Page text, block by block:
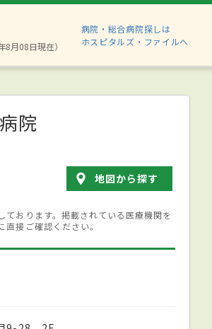
月08日現在）
病院・総合病院探しは
ホスピタルズ・ファイルへ
院
地図から探す
おります。掲載されている医療機関を
接ご確認ください。